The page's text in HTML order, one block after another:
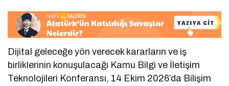
Dijital geleceğe yön verecek kararların ve iş
birliklerinin konuşulacağı Kamu Bilgi ve İletişim
Teknolojileri Konferansı, 14 Ekim 2026’da Bilişim